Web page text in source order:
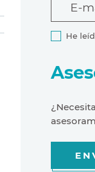
E-
He